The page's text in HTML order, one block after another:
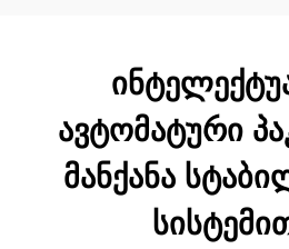
ავტომატური
მანქანა